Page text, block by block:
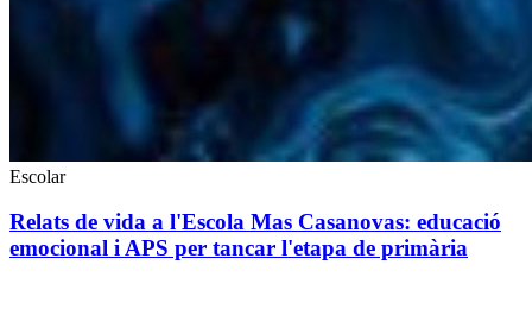
Escolar
Relats de vida a l'Escola Mas Casanovas: educació
emocional i APS per tancar l'etapa de primària